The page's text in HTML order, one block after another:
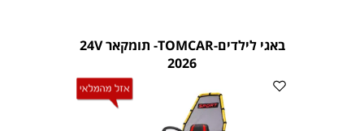
באגי לילדים-TOMCAR- תומקאר 24V
2026